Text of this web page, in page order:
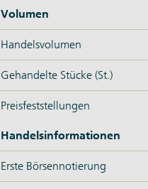
Volumen
Handelsvolumen
Gehandelte Stücke (St.)
Preisfeststellungen
Handelsinformationen
Erste Börsennotierung